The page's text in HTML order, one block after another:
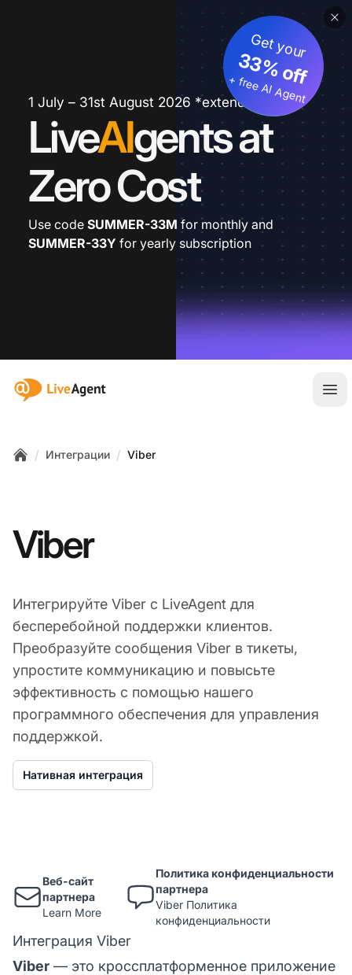
1 July – 31st August 2026 *extended
LiveAIgents at
Zero Cost
Get your
33% off
+ free AI Agent
Use code SUMMER-33M for monthly and
SUMMER-33Y for yearly subscription
:site.title
/ Интеграции / Viber
Viber
Интегрируйте Viber с LiveAgent для
бесперебойной поддержки клиентов.
Преобразуйте сообщения Viber в тикеты,
упростите коммуникацию и повысьте
эффективность с помощью нашего
программного обеспечения для управления
поддержкой.
Нативная интеграция
Веб-сайт
партнера
Learn More
Политика конфиденциальности
партнера
Viber Политика
конфиденциальности
Интеграция Viber
Viber — это кроссплатформенное приложение